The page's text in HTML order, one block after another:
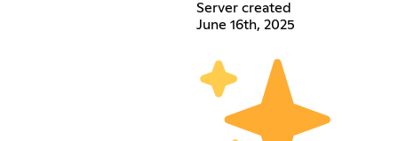
Server created
June 16th, 2025